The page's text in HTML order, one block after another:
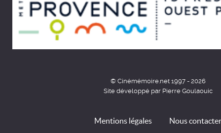
© Cinémémoire.net 1997 - 2026
Site développé par Pierre Goulaouic
Mentions légales Nous contacter